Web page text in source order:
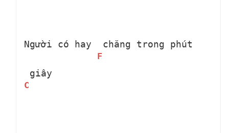
Người có hay
F
chăng trong phút
C
giây